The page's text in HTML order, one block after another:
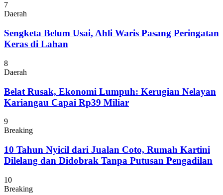
7
Daerah
Sengketa Belum Usai, Ahli Waris Pasang Peringatan
Keras di Lahan
8
Daerah
Belat Rusak, Ekonomi Lumpuh: Kerugian Nelayan
Kariangau Capai Rp39 Miliar
9
Breaking
10 Tahun Nyicil dari Jualan Coto, Rumah Kartini
Dilelang dan Didobrak Tanpa Putusan Pengadilan
10
Breaking